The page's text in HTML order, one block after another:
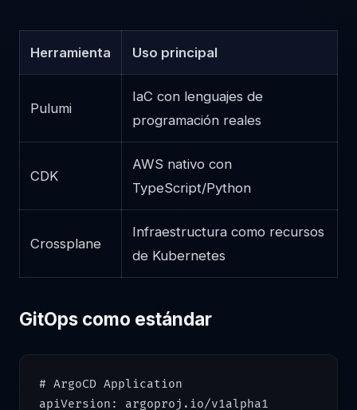
Herramienta Uso principal
Pulumi
IaC con lenguajes de
programación reales
CDK
AWS nativo con
TypeScript/Python
Crossplane
Infraestructura como recursos
de Kubernetes
GitOps como estándar
# ArgoCD Application
apiVersion: argoproj.io/v1alpha1